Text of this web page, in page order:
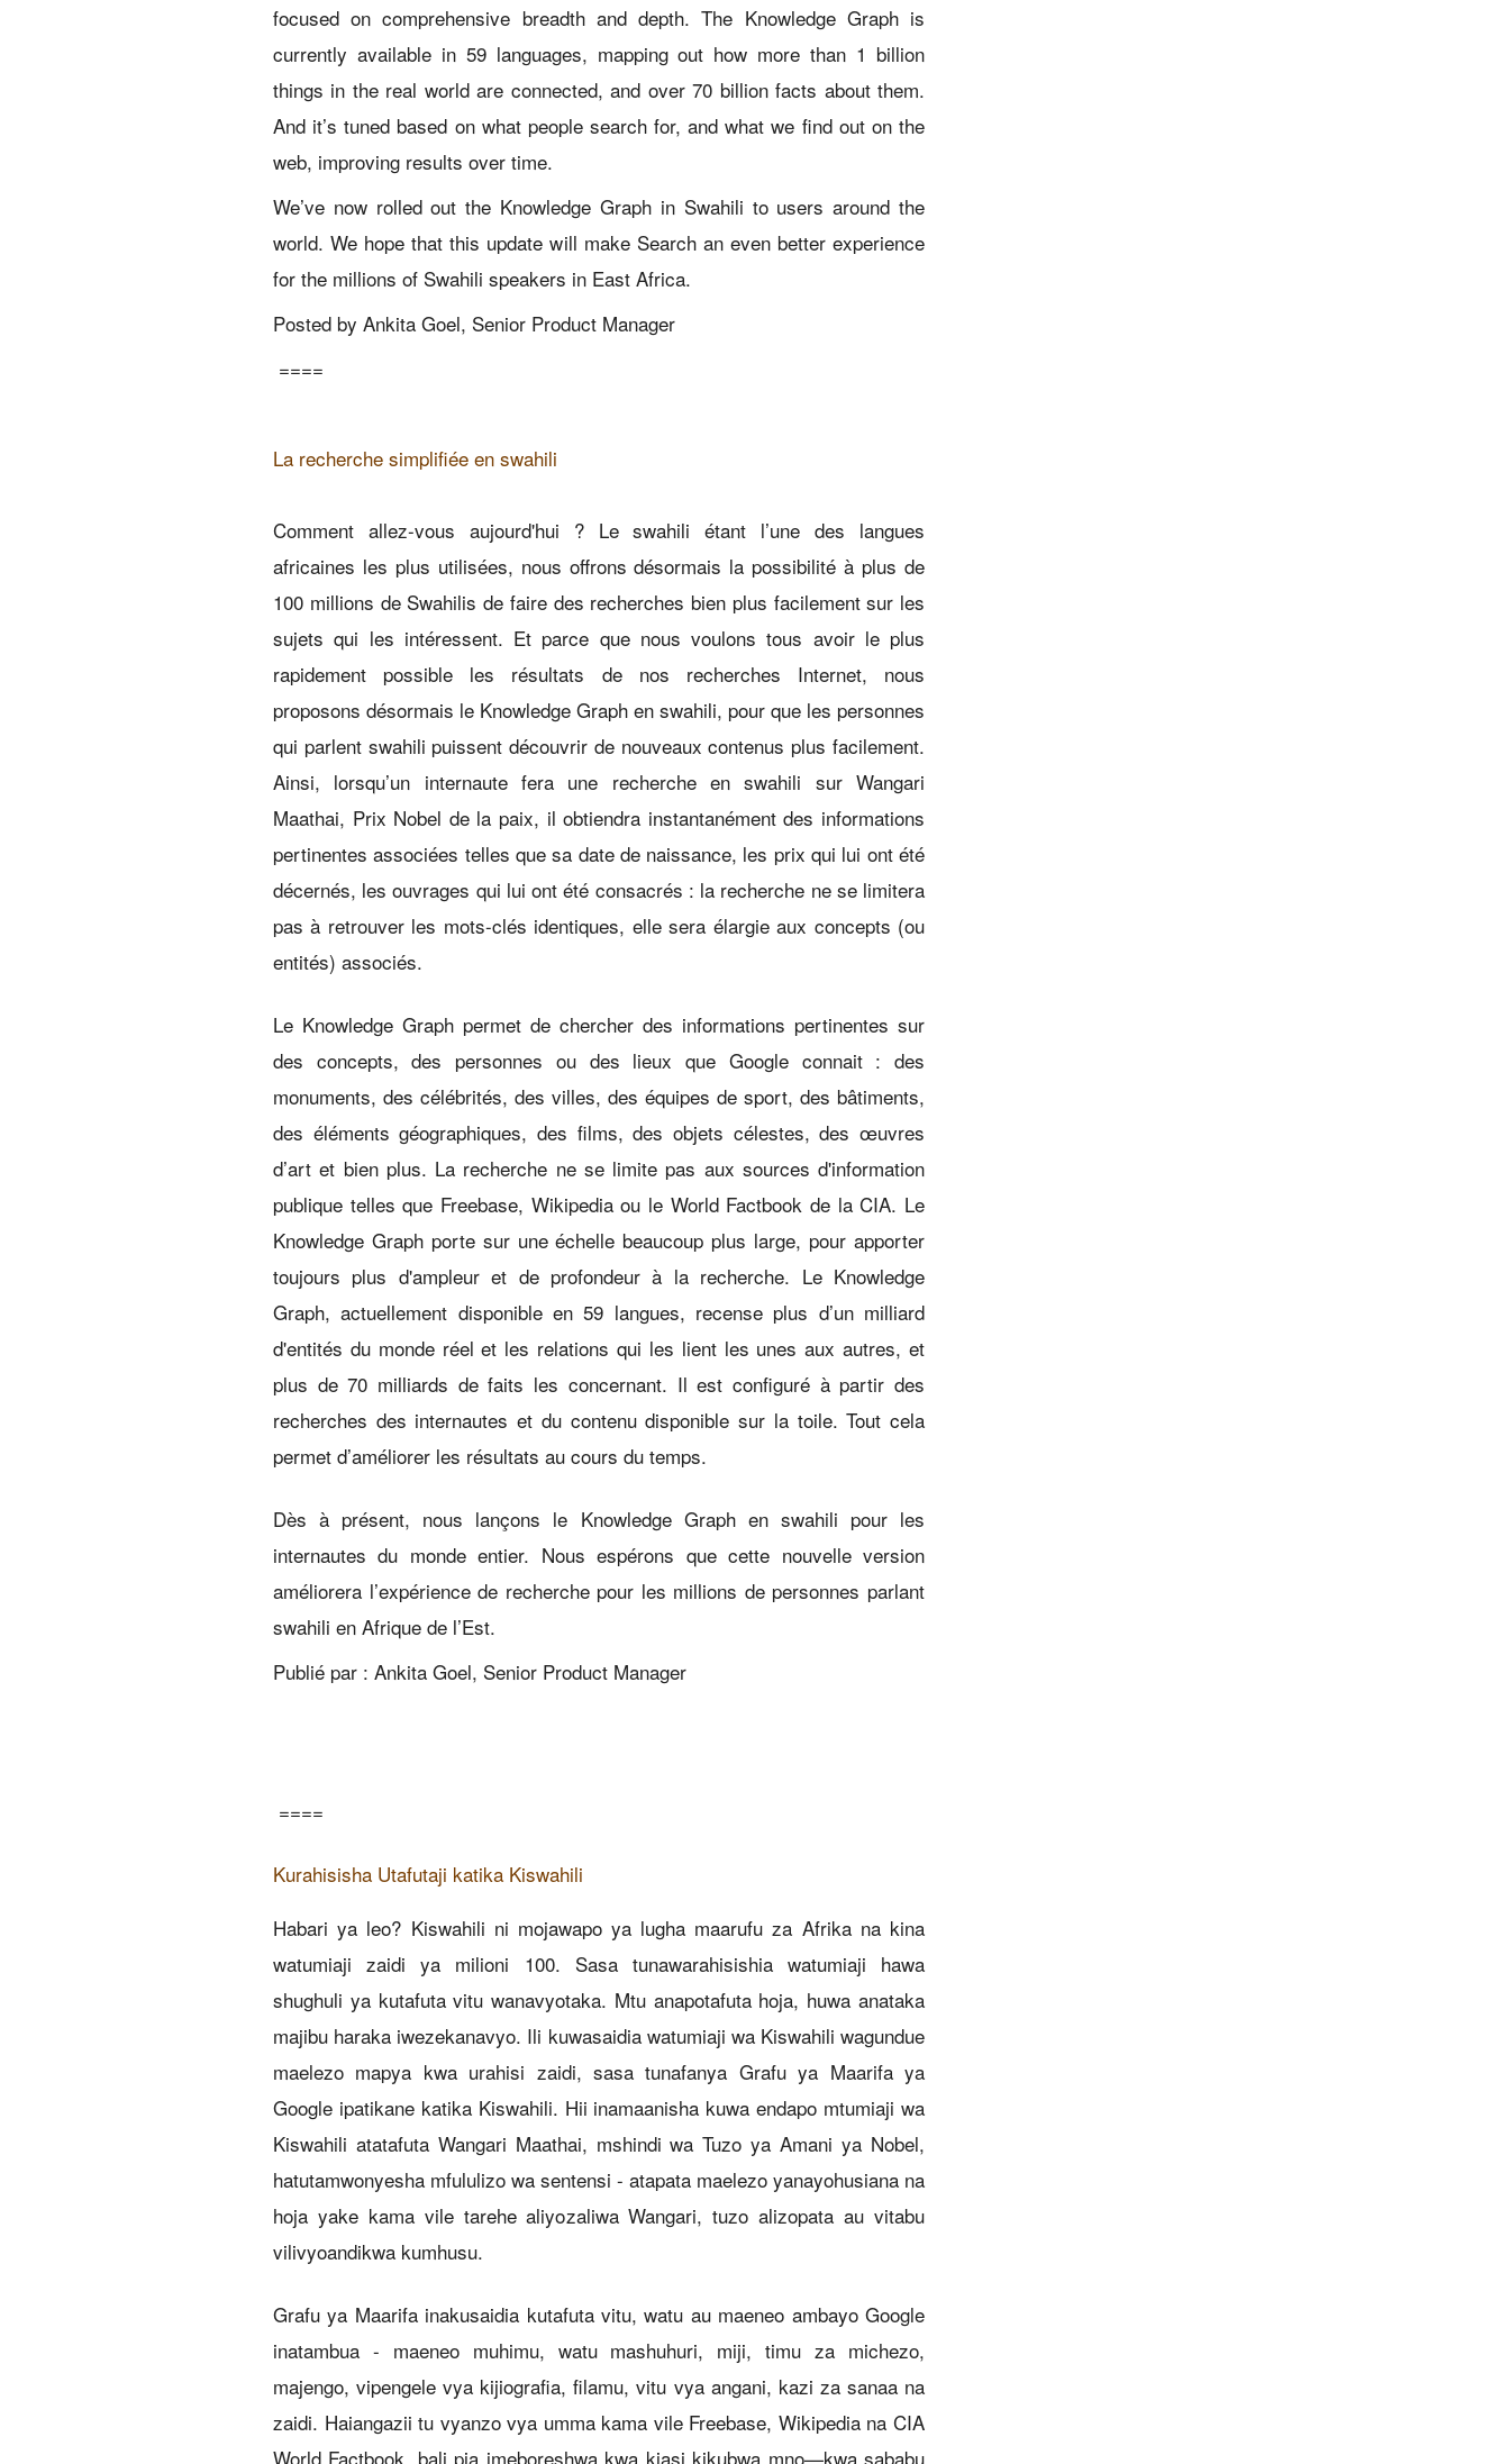
focused on comprehensive breadth and depth. The Knowledge Graph is
currently available in 59 languages, mapping out how more than 1 billion
things in the real world are connected, and over 70 billion facts about them.
And it’s tuned based on what people search for, and what we find out on the
web, improving results over time.
We’ve now rolled out the Knowledge Graph in Swahili to users around the
world. We hope that this update will make Search an even better experience
for the millions of Swahili speakers in East Africa.
Posted by Ankita Goel, Senior Product Manager
====
La recherche simplifiée en swahili
Comment allez-vous aujourd'hui ? Le swahili étant l’une des langues
africaines les plus utilisées, nous offrons désormais la possibilité à plus de
100 millions de Swahilis de faire des recherches bien plus facilement sur les
sujets qui les intéressent. Et parce que nous voulons tous avoir le plus
rapidement possible les résultats de nos recherches Internet, nous
proposons désormais le Knowledge Graph en swahili, pour que les personnes
qui parlent swahili puissent découvrir de nouveaux contenus plus facilement.
Ainsi, lorsqu’un internaute fera une recherche en swahili sur Wangari
Maathai, Prix Nobel de la paix, il obtiendra instantanément des informations
pertinentes associées telles que sa date de naissance, les prix qui lui ont été
décernés, les ouvrages qui lui ont été consacrés : la recherche ne se limitera
pas à retrouver les mots-clés identiques, elle sera élargie aux concepts (ou
entités) associés.
Le Knowledge Graph permet de chercher des informations pertinentes sur
des concepts, des personnes ou des lieux que Google connait : des
monuments, des célébrités, des villes, des équipes de sport, des bâtiments,
des éléments géographiques, des films, des objets célestes, des œuvres
d’art et bien plus. La recherche ne se limite pas aux sources d'information
publique telles que Freebase, Wikipedia ou le World Factbook de la CIA. Le
Knowledge Graph porte sur une échelle beaucoup plus large, pour apporter
toujours plus d'ampleur et de profondeur à la recherche. Le Knowledge
Graph, actuellement disponible en 59 langues, recense plus d’un milliard
d'entités du monde réel et les relations qui les lient les unes aux autres, et
plus de 70 milliards de faits les concernant. Il est configuré à partir des
recherches des internautes et du contenu disponible sur la toile. Tout cela
permet d’améliorer les résultats au cours du temps.
Dès à présent, nous lançons le Knowledge Graph en swahili pour les
internautes du monde entier. Nous espérons que cette nouvelle version
améliorera l’expérience de recherche pour les millions de personnes parlant
swahili en Afrique de l’Est.
Publié par : Ankita Goel, Senior Product Manager
====
Kurahisisha Utafutaji katika Kiswahili
Habari ya leo? Kiswahili ni mojawapo ya lugha maarufu za Afrika na kina
watumiaji zaidi ya milioni 100. Sasa tunawarahisishia watumiaji hawa
shughuli ya kutafuta vitu wanavyotaka. Mtu anapotafuta hoja, huwa anataka
majibu haraka iwezekanavyo. Ili kuwasaidia watumiaji wa Kiswahili wagundue
maelezo mapya kwa urahisi zaidi, sasa tunafanya Grafu ya Maarifa ya
Google ipatikane katika Kiswahili. Hii inamaanisha kuwa endapo mtumiaji wa
Kiswahili atatafuta Wangari Maathai, mshindi wa Tuzo ya Amani ya Nobel,
hatutamwonyesha mfululizo wa sentensi - atapata maelezo yanayohusiana na
hoja yake kama vile tarehe aliyozaliwa Wangari, tuzo alizopata au vitabu
vilivyoandikwa kumhusu.
Grafu ya Maarifa inakusaidia kutafuta vitu, watu au maeneo ambayo Google
inatambua - maeneo muhimu, watu mashuhuri, miji, timu za michezo,
majengo, vipengele vya kijiografia, filamu, vitu vya angani, kazi za sanaa na
zaidi. Haiangazii tu vyanzo vya umma kama vile Freebase, Wikipedia na CIA
World Factbook, bali pia imeboreshwa kwa kiasi kikubwa mno—kwa sababu